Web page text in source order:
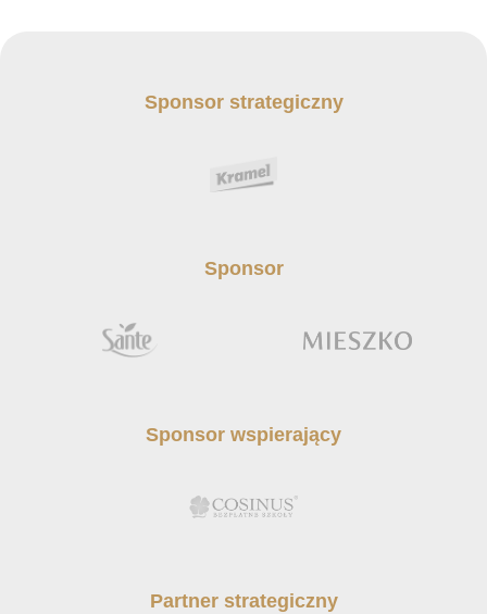
Sponsor strategiczny
Sponsor
Sponsor wspierający
Partner strategiczny